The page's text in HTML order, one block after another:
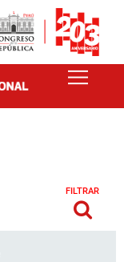
FILTRAR